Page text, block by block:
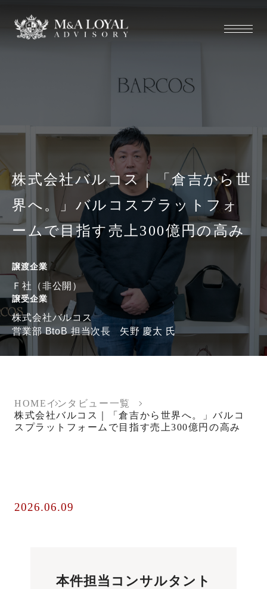
株式会社バルコス｜「倉吉から世
界へ。」バルコスプラットフォ
ームで目指す売上300億円の高み
譲渡企業
Ｆ社（非公開）
譲受企業
株式会社バルコス
営業部 BtoB 担当次長 矢野 慶太 氏
HOMEインタビュー一覧
株式会社バルコス｜「倉吉から世界へ。」バルコ
スプラットフォームで目指す売上300億円の高み
2026.06.09
本件担当コンサルタント